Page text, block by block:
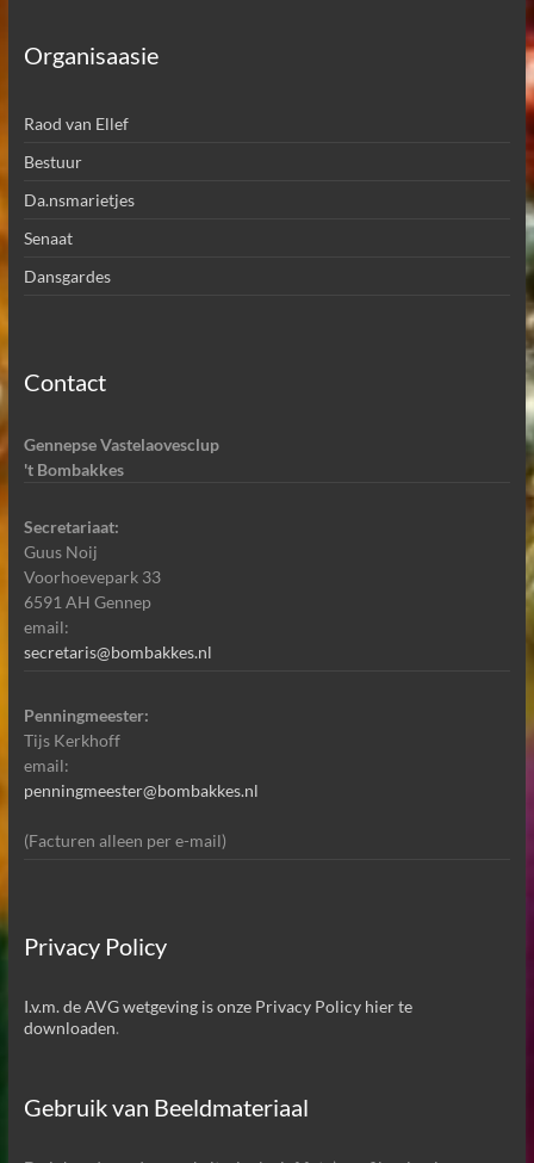
Organisaasie
Raod van Ellef
Bestuur
Da.nsmarietjes
Senaat
Dansgardes
Contact
Gennepse Vastelaovesclup
't Bombakkes
Secretariaat:
Guus Noij
Voorhoevepark 33
6591 AH Gennep
email:
secretaris@bombakkes.nl
Penningmeester:
Tijs Kerkhoff
email:
penningmeester@bombakkes.nl
(Facturen alleen per e-mail)
Privacy Policy
I.v.m. de AVG wetgeving is onze Privacy Policy hier te
downloaden.
Gebruik van Beeldmateriaal